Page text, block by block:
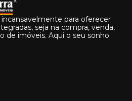
para oferecer
seja na compra, venda,
de imóveis. Aqui o seu sonho